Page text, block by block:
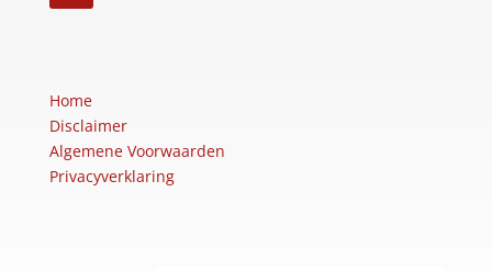
Home
Disclaimer
Algemene Voorwaarden
Privacyverklaring